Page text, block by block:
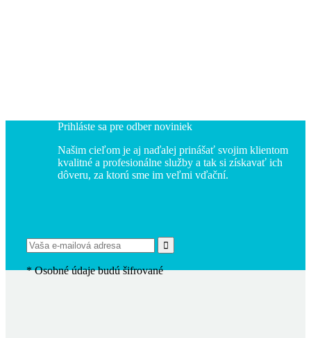
Prihláste sa pre odber noviniek
Našim cieľom je aj naďalej prinášať svojim klientom
kvalitné a profesionálne služby a tak si získavať ich
dôveru, za ktorú sme im veľmi vďační.
*Osobné údaje budú šifrované